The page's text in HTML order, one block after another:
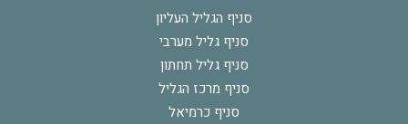
סניף הגליל העליון
סניף גליל מערבי
סניף גליל תחתון
סניף מרכז הגליל
סניף כרמיאל